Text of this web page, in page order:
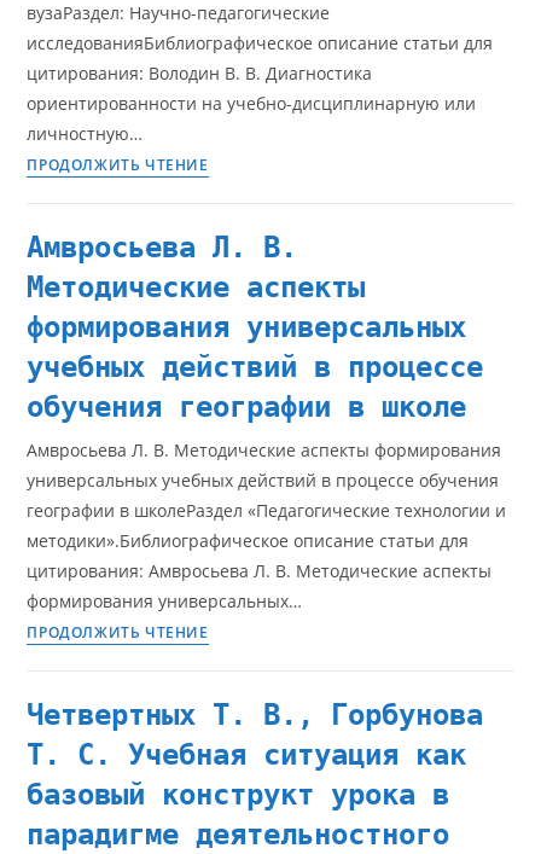
вузаРаздел: Научно-педагогические
исследованияБиблиографическое описание статьи для
цитирования: Володин В. В. Диагностика
ориентированности на учебно-дисциплинарную или
личностную…
ПРОДОЛЖИТЬ ЧТЕНИЕ
Амвросьева Л. В.
Методические аспекты
формирования универсальных
учебных действий в процессе
обучения географии в школе
Амвросьева Л. В. Методические аспекты формирования
универсальных учебных действий в процессе обучения
географии в школеРаздел «Педагогические технологии и
методики».Библиографическое описание статьи для
цитирования: Амвросьева Л. В. Методические аспекты
формирования универсальных…
ПРОДОЛЖИТЬ ЧТЕНИЕ
Четвертных Т. В., Горбунова
Т. С. Учебная ситуация как
базовый конструкт урока в
парадигме деятельностного